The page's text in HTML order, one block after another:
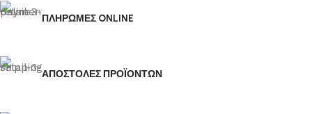
ΠΛΗΡΩΜΕΣ ONLINE
ΑΠΟΣΤΟΛΕΣ ΠΡΟΪΟΝΤΩΝ